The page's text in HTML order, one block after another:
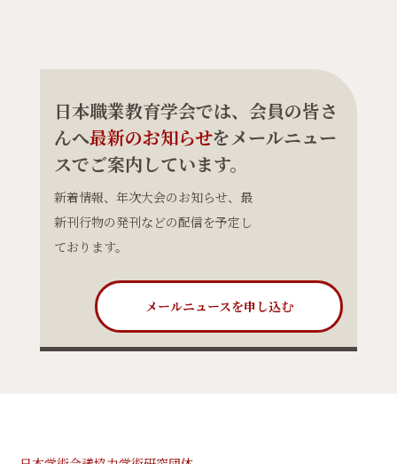
日本職業教育学会では、会員の皆さ
んへ最新のお知らせをメールニュー
スでご案内しています。
新着情報、年次大会のお知らせ、最
新刊行物の発刊などの配信を予定し
ております。
メールニュースを申し込む